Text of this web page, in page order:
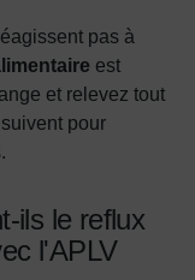
pas à
est
et relevez tout
pour
ils le reflux
l'APLV